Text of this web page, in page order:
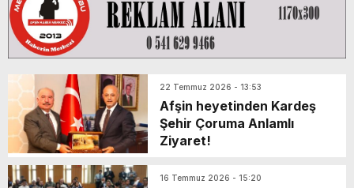
22 Temmuz 2026 - 13:53
Afşin heyetinden Kardeş
Şehir Çoruma Anlamlı
Ziyaret!
16 Temmuz 2026 - 15:20